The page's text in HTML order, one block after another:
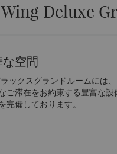
Deluxe
空間
ックスグランドルームには
ご滞在をお約束する豊富な
完備しております。